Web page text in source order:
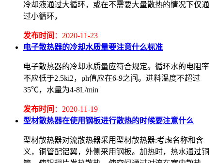
冷却液通过大循环，或在不需要大量散热的情况下仅通
过小循环，
发布时间 ：2020-11-23
电子散热器的冷却水质量要注意什么标准
电子散热器的冷却水质量应符合规定。循环水的电阻率
不应低于2.5ki2，ph值应在6-9之间。进料温度不超过
35℃，水量为4-8L/min
发布时间 ：2020-11-19
型材散热器在使用钢板进行散热的时候要注意什么
型材散热器对流散热器采用型材散热器:考虑名称和含
义，铜管配铝翼，外侧采用钢板。加热时，热水通过铜